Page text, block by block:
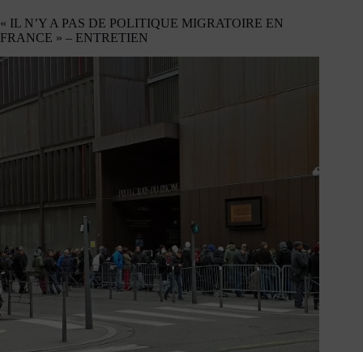
« IL N’Y A PAS DE POLITIQUE MIGRATOIRE EN
FRANCE » – ENTRETIEN